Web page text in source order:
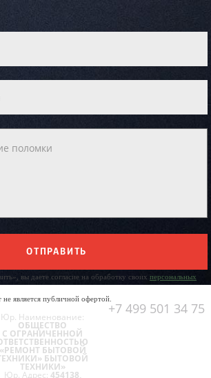
ОТПРАВИТЬ
вы даете согласие на обработку своих персональных
не является публичной офертой.
+7 499 501 34 75
Юр. Наименование:
ОБЩЕСТВО
С ОГРАНИЧЕННОЙ
«РЕМОНТ БЫТОВОЙ
БЫТОВОЙ
ТЕХНИКИ»
Юр. Адрес: 454138,